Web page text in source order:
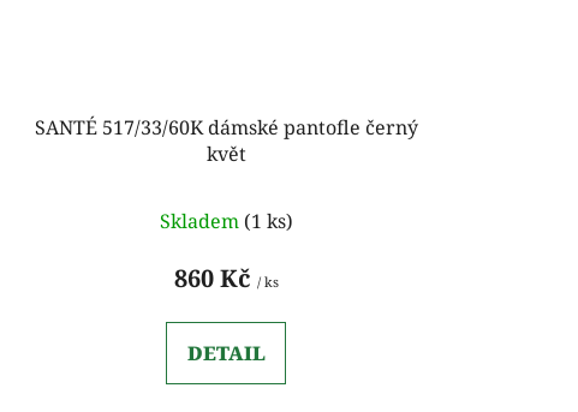
SANTÉ 517/33/60K dámské pantofle černý
květ
Skladem (1 ks)
860 Kč / ks
DETAIL